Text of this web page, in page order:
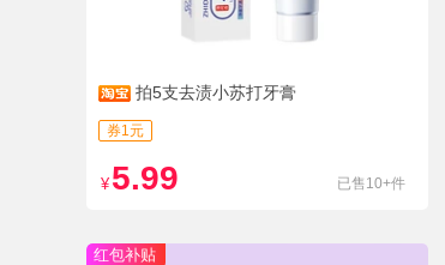
拍5支去渍小苏打牙膏
券1元
¥ 5.99 已售10+件
红包补贴